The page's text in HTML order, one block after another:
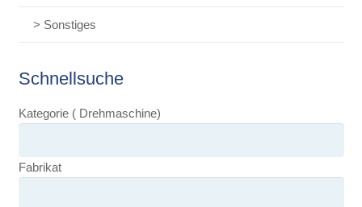
> Sonstiges
Schnellsuche
Kategorie ( Drehmaschine)
Fabrikat